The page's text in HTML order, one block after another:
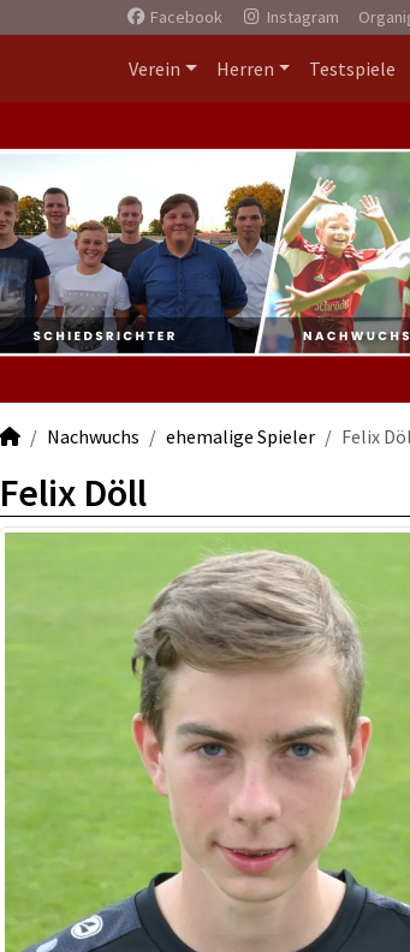
Facebook Instagram
Verein Herren Testspiele
Nachwuchs ehemalige Spieler Felix
Felix Döll